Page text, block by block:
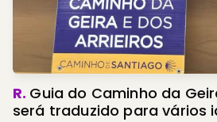
R. Guia do Caminho da
será traduzido para vários